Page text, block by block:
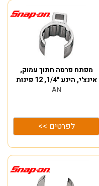
מפתח פרסה חתוך עמוק,
אינצ'י, הינע "1/4, 12 פינות
AN
לפרטים >>